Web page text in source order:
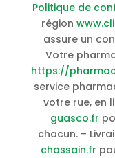
Politique de
région
assure un
Votre
https://
service
votre rue, en
guasco.fr
chacun. –
chassain.fr